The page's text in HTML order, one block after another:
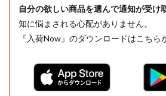
自分の欲しい商品を選んで通知が受け
知に悩まされる心配がありません。
『入荷Now』のダウンロードはこちら